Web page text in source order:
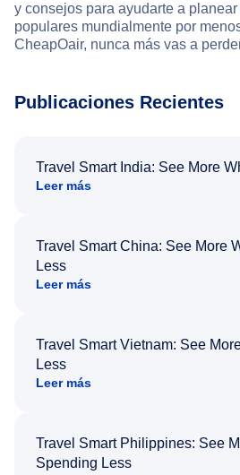
y consejos para ayudarte a
populares mundialmente por
CheapOair, nunca más vas a
Publicaciones Recientes
Travel Smart India: See More
Leer más
Travel Smart China: See More
Less
Leer más
Travel Smart Vietnam: See
Less
Leer más
Travel Smart Philippines: See
Spending Less